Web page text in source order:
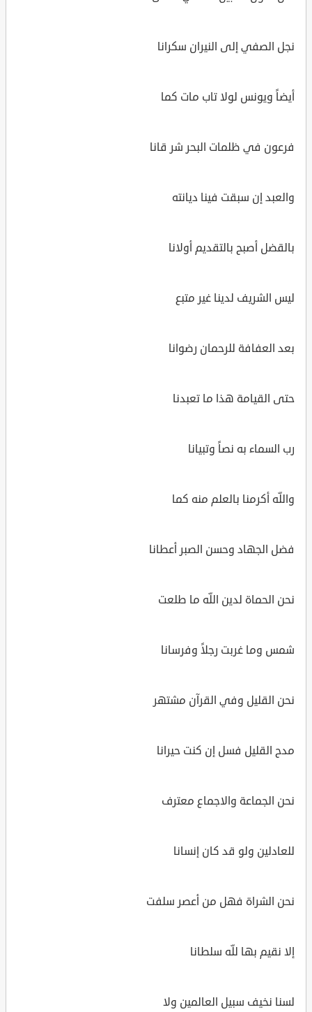
نجل الصفي إلى النيران سكرانا
أيضاً ويونس لولا تاب مات كما
فرعون في ظلمات البحر شر قانا
والعبد إن سبقت فينا ديانته
بالقضل أصبح بالتقديم أولانا
ليس الشريف لدينا غير متبع
بعد العفافة للرحمان رضوانا
حتى القيامة هذا ما تعبدنا
رب السماء به نصاً وتبيانا
واللّه أكرمنا بالعلم منه كما
فضل الجهاد وحسن الصبر أعطانا
نحن الحماة لدين اللّه ما طلعت
شمس وما غربت رجلاً وفرسانا
نحن القليل وفي القرآن مشتهر
مدح القليل فسل إن كنت حيرانا
نحن الجماعة والاجماع معترف
للعادلين ولو قد كان إنسانا
نحن الشراة فهل من أعصر سلفت
إلا نقيم بها للّه سلطانا
لسنا نخيف سبيل العالمين ولا